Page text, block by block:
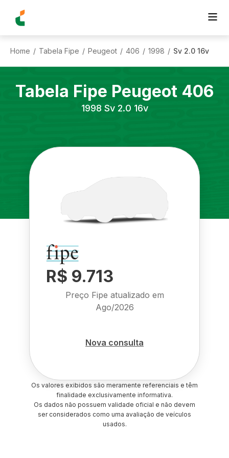
Home / Tabela Fipe / Peugeot / 406 / 1998 / Sv 2.0 16v
Tabela Fipe Peugeot 406
1998 Sv 2.0 16v
R$ 9.713
Preço Fipe atualizado em
Ago/2026
Nova consulta
Os valores exibidos são meramente referenciais e têm
finalidade exclusivamente informativa.
Os dados não possuem validade oficial e não devem
ser considerados como uma avaliação de veículos
usados.